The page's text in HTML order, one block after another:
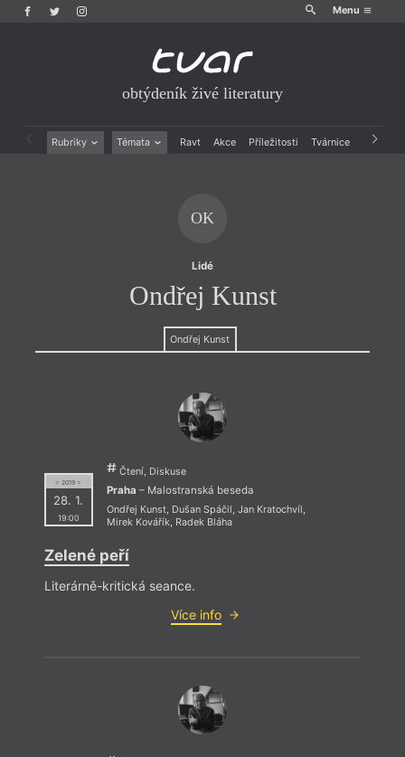
Menu
obtýdeník živé literatury
Rubriky Témata Ravt Akce Příležitosti Tvárnice Archiv
OK
Lidé
Ondřej Kunst
Ondřej Kunst
= 2019 =
28. 1.
19:00
Čtení, Diskuse
Praha – Malostranská beseda
Ondřej Kunst, Dušan Spáčil , Jan Kratochvíl ,
Mirek Kovářík, Radek Bláha
Zelené peří
Literárně-kritická seance.
Více info